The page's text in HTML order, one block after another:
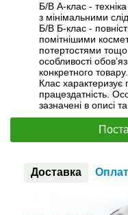
Б/В А-клас -
з мінімальними
Б/В Б-клас -
помітнішими
потертостями тощо.
особливості
конкретного товару.
Клас характеризує
працездатність.
зазначені в описі
Доставка